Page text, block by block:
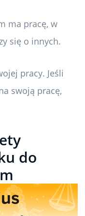
ma pracę, w
się o innych.
pracy. Jeśli
swoją pracę,
do